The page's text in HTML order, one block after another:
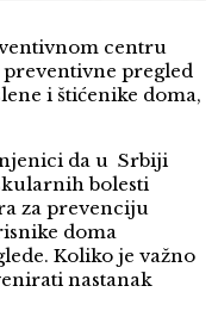
centru
pregled
i štićenike doma,
da u Srbiji
bolesti
za prevenciju
doma
Koliko je važno
nastanak